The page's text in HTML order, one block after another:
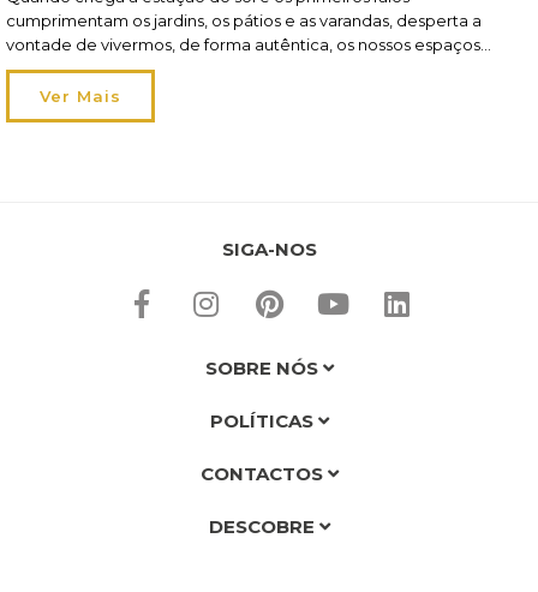
cumprimentam os jardins, os pátios e as varandas, desperta a
vontade de vivermos, de forma autêntica, os nossos espaços
exteriores. Iluminam-se as ideias e o espírito alegra-se! De repente,
já só nos apetece almoçar ao ar livre e socializar com os amigos. A
nossa disposição […]
Ver Mais
SIGA-NOS
SOBRE NÓS
POLÍTICAS
CONTACTOS
DESCOBRE